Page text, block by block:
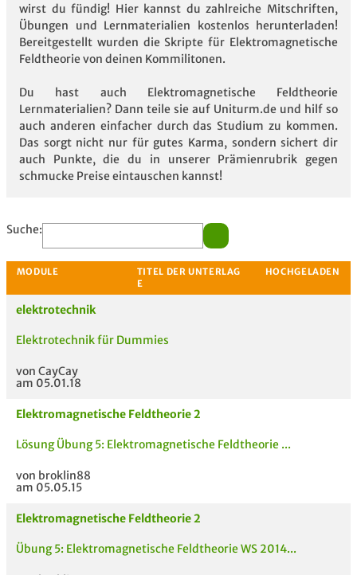
wirst du fündig! Hier kannst du zahlreiche Mitschriften,
Übungen und Lernmaterialien kostenlos herunterladen!
Bereitgestellt wurden die Skripte für Elektromagnetische
Feldtheorie von deinen Kommilitonen.
Du hast auch Elektromagnetische Feldtheorie
Lernmaterialien? Dann teile sie auf Uniturm.de und hilf so
auch anderen einfacher durch das Studium zu kommen.
Das sorgt nicht nur für gutes Karma, sondern sichert dir
auch Punkte, die du in unserer Prämienrubrik gegen
schmucke Preise eintauschen kannst!
Suche:
MODULE
TITEL DER UNTERLAG
elektrotechnik
Elektrotechnik für Dummies
von CayCay
am 05.01.18
Elektromagnetische Feldtheorie 2
Lösung Übung 5: Elektromagnetische Feldtheorie ...
von broklin88
am 05.05.15
Elektromagnetische Feldtheorie 2
Übung 5: Elektromagnetische Feldtheorie WS 2014...